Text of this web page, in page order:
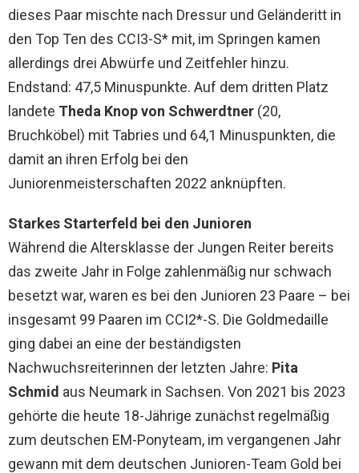
dieses Paar mischte nach Dressur und Geländeritt in
den Top Ten des CCI3-S* mit, im Springen kamen
allerdings drei Abwürfe und Zeitfehler hinzu.
Endstand: 47,5 Minuspunkte. Auf dem dritten Platz
landete Theda Knop von Schwerdtner (20,
Bruchköbel) mit Tabries und 64,1 Minuspunkten, die
damit an ihren Erfolg bei den
Juniorenmeisterschaften 2022 anknüpften.
Starkes Starterfeld bei den Junioren
Während die Altersklasse der Jungen Reiter bereits
das zweite Jahr in Folge zahlenmäßig nur schwach
besetzt war, waren es bei den Junioren 23 Paare – bei
insgesamt 99 Paaren im CCI2*-S. Die Goldmedaille
ging dabei an eine der beständigsten
Nachwuchsreiterinnen der letzten Jahre: Pita
Schmid aus Neumark in Sachsen. Von 2021 bis 2023
gehörte die heute 18-Jährige zunächst regelmäßig
zum deutschen EM-Ponyteam, im vergangenen Jahr
gewann mit dem deutschen Junioren-Team Gold bei